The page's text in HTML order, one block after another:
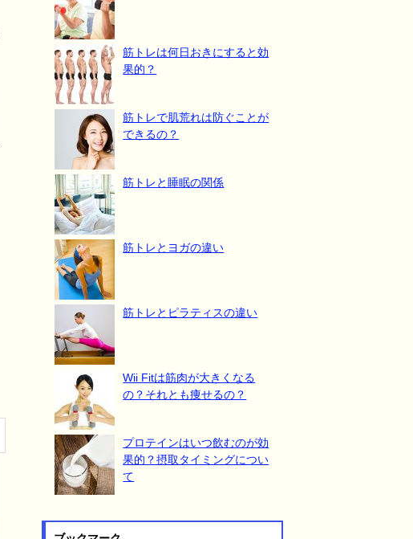
筋トレは何日おきにすると効
果的？
筋トレで肌荒れは防ぐことが
できるの？
筋トレと睡眠の関係
筋トレとヨガの違い
筋トレとピラティスの違い
Wii Fitは筋肉が大きくなる
の？それとも痩せるの？
プロテインはいつ飲むのが効
果的？摂取タイミングについ
て